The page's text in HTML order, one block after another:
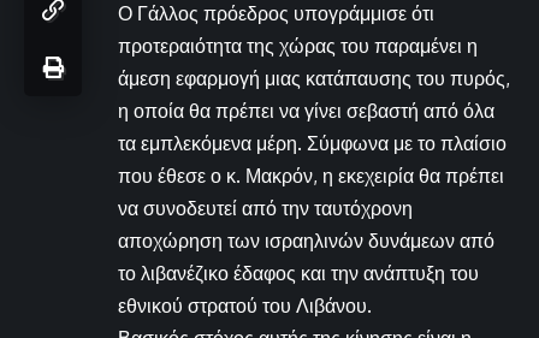
Ο Γάλλος πρόεδρος υπογράμμισε ότι
προτεραιότητα της χώρας του παραμένει η
άμεση εφαρμογή μιας κατάπαυσης του πυρός,
η οποία θα πρέπει να γίνει σεβαστή από όλα
τα εμπλεκόμενα μέρη. Σύμφωνα με το πλαίσιο
που έθεσε ο κ. Μακρόν, η εκεχειρία θα πρέπει
να συνοδευτεί από την ταυτόχρονη
αποχώρηση των ισραηλινών δυνάμεων από
το λιβανέζικο έδαφος και την ανάπτυξη του
εθνικού στρατού του Λιβάνου.